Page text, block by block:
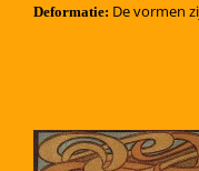
Deformatie: De vormen